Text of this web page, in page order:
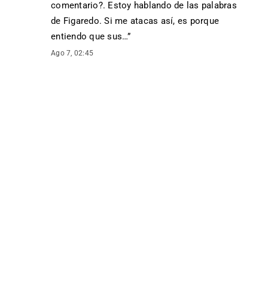
comentario?. Estoy hablando de las palabras
de Figaredo. Si me atacas así, es porque
entiendo que sus…”
Ago 7, 02:45